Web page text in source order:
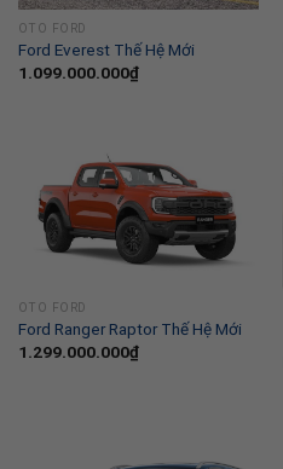
OTO FORD
Ford Everest Thế Hệ Mới
1.099.000.000₫
OTO FORD
Ford Ranger Raptor Thế Hệ Mới
1.299.000.000₫